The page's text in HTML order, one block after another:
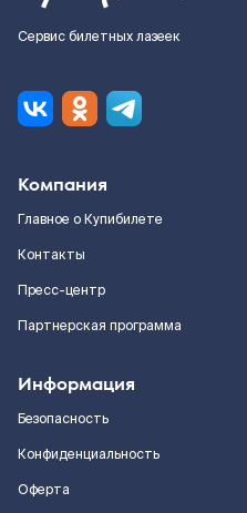
Сервис билетных лазеек
Компания
Главное о Купибилете
Контакты
Пресс-центр
Партнерская программа
Информация
Безопасность
Конфиденциальность
Оферта